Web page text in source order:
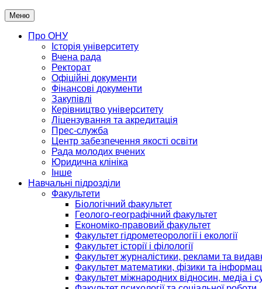
Меню
Про ОНУ
Історія університету
Вчена рада
Ректорат
Офіційні документи
Фінансові документи
Закупівлі
Керівництво університету
Ліцензування та акредитація
Прес-служба
Центр забезпечення якості освіти
Рада молодих вчених
Юридична клініка
Інше
Навчальні підрозділи
Факультети
Біологічний факультет
Геолого-географічний факультет
Економіко-правовий факультет
Факультет гідрометеорології і екології
Факультет історії і філології
Факультет журналістики, реклами та
Факультет математики, фізики та
Факультет міжнародних відносин, медіа і